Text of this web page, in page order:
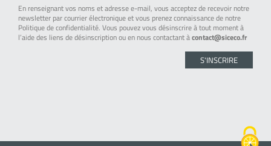
En renseignant vos noms et adresse e-mail, vous acceptez de recevoir notre
newsletter par courrier électronique et vous prenez connaissance de notre
Politique de confidentialité. Vous pouvez vous désinscrire à tout moment à
l’aide des liens de désinscription ou en nous contactant àcontact@siceco.fr